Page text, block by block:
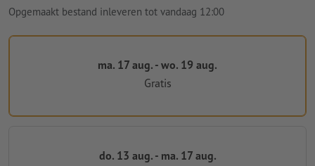
Opgemaakt bestand inleveren tot vandaag 12:00
ma. 17 aug. - wo. 19 aug.
Gratis
do. 13 aug. - ma. 17 aug.